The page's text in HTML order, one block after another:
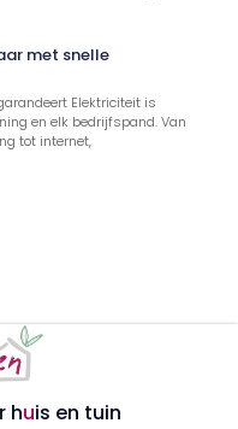
met snelle
Elektriciteit is
en elk bedrijfspand. Van
tot internet,
huis en tuin